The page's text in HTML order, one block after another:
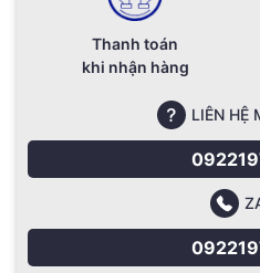
Thanh toán
khi nhận hàng
LIÊN HỆ